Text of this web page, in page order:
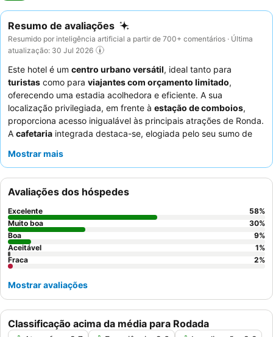
Resumo de avaliações
Resumido por inteligência artificial a partir de 700+ comentários · Última
atualização: 30 Jul 2026
Este hotel é um centro urbano versátil, ideal tanto para
turistas como para viajantes com orçamento limitado,
oferecendo uma estadia acolhedora e eficiente. A sua
localização privilegiada, em frente à estação de comboios,
proporciona acesso inigualável às principais atrações de Ronda.
A cafetaria integrada destaca-se, elogiada pelo seu sumo de
hóspedes realçam consistentemente a postura calorosa e
experiência mais tranquila, considere pedir um quarto virado
para longe do corredor.
Mostrar mais
Classificação acima da média para Rodada
Avaliações dos hóspedes
Excelente 58%
Muito boa
30%
Boa
9%
Aceitável
1%
Fraca
2%
Mostrar avaliações